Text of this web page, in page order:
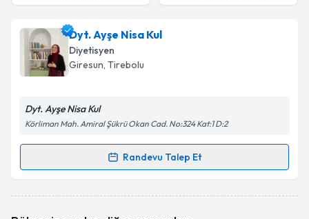
Dyt. Ayşe Nisa Kul
Diyetisyen
Giresun, Tirebolu
Dyt. Ayşe Nisa Kul
Körliman Mah. Amiral Şükrü Okan Cad. No:324 Kat:1 D:2
Randevu Talep Et
Randevu Takvimi Talebi